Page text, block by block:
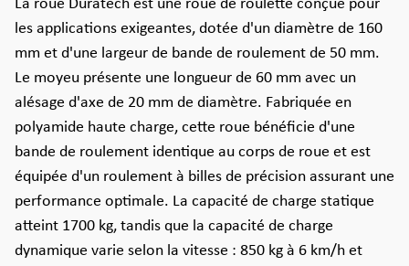
La roue Duratech est une roue de roulette conçue pour
les applications exigeantes, dotée d'un diamètre de 160
mm et d'une largeur de bande de roulement de 50 mm.
Le moyeu présente une longueur de 60 mm avec un
alésage d'axe de 20 mm de diamètre. Fabriquée en
polyamide haute charge, cette roue bénéficie d'une
bande de roulement identique au corps de roue et est
équipée d'un roulement à billes de précision assurant une
performance optimale. La capacité de charge statique
atteint 1700 kg, tandis que la capacité de charge
dynamique varie selon la vitesse : 850 kg à 6 km/h et